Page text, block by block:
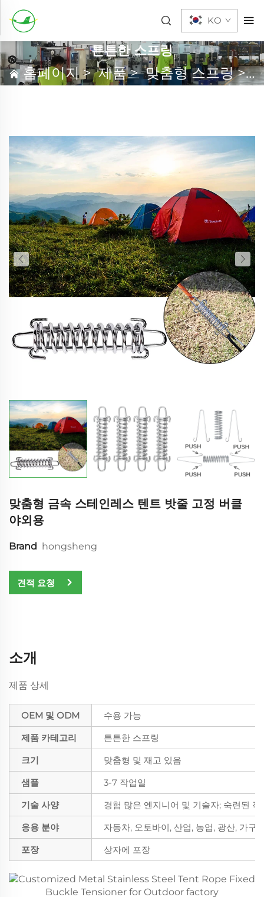
KO
튼튼한 스프링
홈페이지>제품>맞춤형 스프링>
맞춤형 금속 스테인레스 텐트 밧줄 고정 버클
야외용
Brand hongsheng
견적 요청
소개
제품 상세
OEM 및 ODM
수용 가능
제품 카테고리
튼튼한 스프링
크기
맞춤형 및 재고 있음
샘플
3-7 작업일
기술 사양
경험 많은 엔지니어 및 기술자; 숙련된 작
응용 분야
자동차, 오토바이, 산업, 농업, 광산, 가구,
포장
상자에 포장